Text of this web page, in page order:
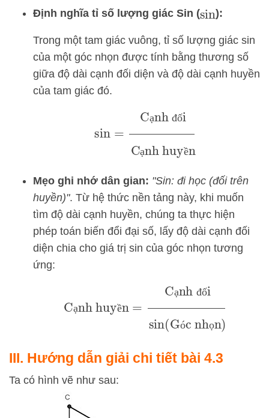
Định nghĩa tỉ số lượng giác Sin (sin):
Trong một tam giác vuông, tỉ số lượng giác sin
của một góc nhọn được tính bằng thương số
giữa độ dài cạnh đối diện và độ dài cạnh huyền
của tam giác đó.
ạ đố
ạ ề
Cạnh đốiCạnh huyền
Mẹo ghi nhớ dân gian: "Sin: đi học (đối trên
huyền)". Từ hệ thức nền tảng này, khi muốn
tìm độ dài cạnh huyền, chúng ta thực hiện
phép toán biến đổi đại số, lấy độ dài cạnh đối
diện chia cho giá trị sin của góc nhọn tương
ứng:
ạ ề
ạ đố
ó ọ
Cạnh đốisin( Góc nhọn
III. Hướng dẫn giải chi tiết bài 4.3
Ta có hình vẽ như sau: